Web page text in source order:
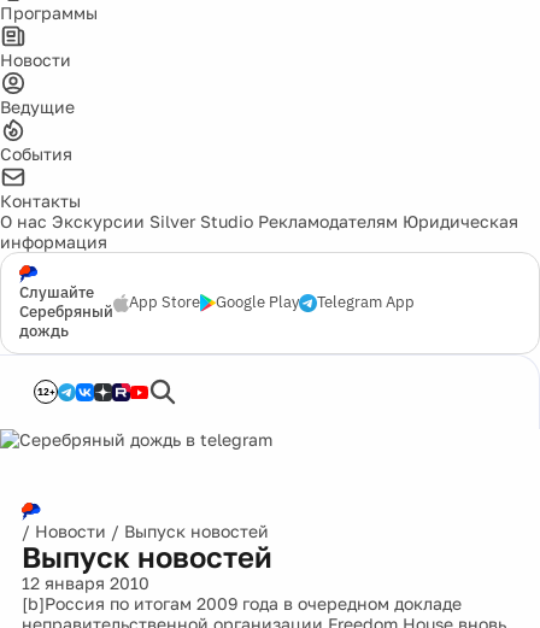
Программы
Новости
Ведущие
События
Контакты
О нас Экскурсии Silver Studio Рекламодателям Юридическая
информация
Слушайте
Серебряный
дождь
App Store Google Play Telegram App
12+
/ Новости / Выпуск новостей
Выпуск новостей
12 января 2010
[b]Россия по итогам 2009 года в очередном докладе